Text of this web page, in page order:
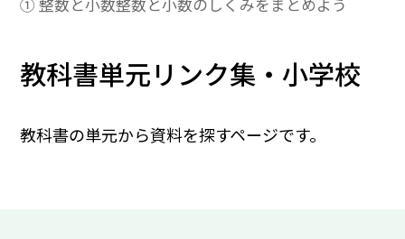
教科書単元リンク集・小学校
教科書の単元から資料を探すページです。